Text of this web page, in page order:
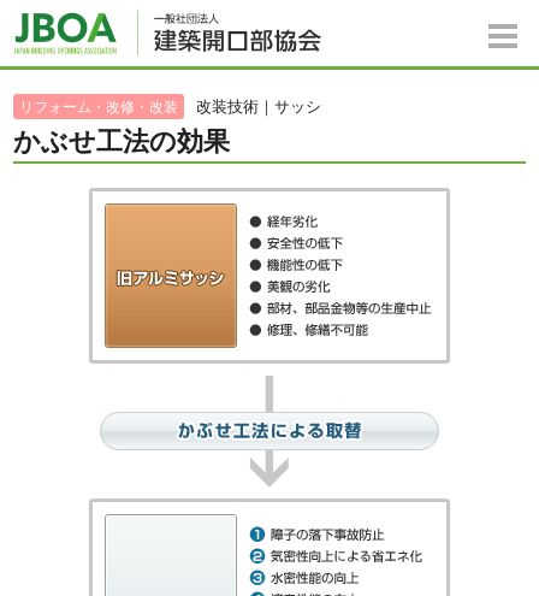
リフォーム・改修・改装 改装技術｜サッシ
かぶせ工法の効果